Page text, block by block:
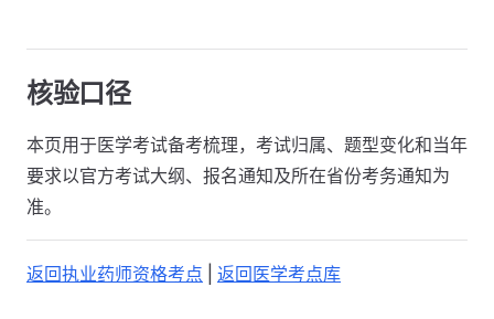
核验口径
本页用于医学考试备考梳理，考试归属、题型变化和当年
要求以官方考试大纲、报名通知及所在省份考务通知为
准。
返回执业药师资格考点 返回医学考点库